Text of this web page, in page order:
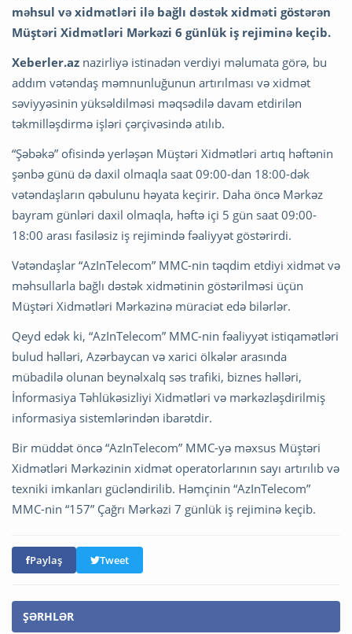
məhsul və xidmətləri ilə bağlı dəstək xidməti göstərən
Müştəri Xidmətləri Mərkəzi 6 günlük iş rejiminə keçib.
Xeberler.az nazirliyə istinadən verdiyi məlumata görə, bu
addım vətəndaş məmnunluğunun artırılması və xidmət
səviyyəsinin yüksəldilməsi məqsədilə davam etdirilən
təkmilləşdirmə işləri çərçivəsində atılıb.
“Şəbəkə” ofisində yerləşən Müştəri Xidmətləri artıq həftənin
şənbə günü də daxil olmaqla saat 09:00-dan 18:00-dək
vətəndaşların qəbulunu həyata keçirir. Daha öncə Mərkəz
bayram günləri daxil olmaqla, həftə içi 5 gün saat 09:00-
18:00 arası fasiləsiz iş rejimində fəaliyyət göstərirdi.
Vətəndaşlar “AzInTelecom” MMC-nin təqdim etdiyi xidmət və
məhsullarla bağlı dəstək xidmətinin göstərilməsi üçün
Müştəri Xidmətləri Mərkəzinə müraciət edə bilərlər.
Qeyd edək ki, “AzInTelecom” MMC-nin fəaliyyət istiqamətləri
bulud həlləri, Azərbaycan və xarici ölkələr arasında
mübadilə olunan beynəlxalq səs trafiki, biznes həlləri,
İnformasiya Təhlükəsizliyi Xidmətləri və mərkəzləşdirilmiş
informasiya sistemlərindən ibarətdir.
Bir müddət öncə “AzInTelecom” MMC-yə məxsus Müştəri
Xidmətləri Mərkəzinin xidmət operatorlarının sayı artırılıb və
texniki imkanları gücləndirilib. Həmçinin “AzInTelecom”
MMC-nin “157” Çağrı Mərkəzi 7 günlük iş rejiminə keçib.
Paylaş Tweet
ŞƏRHLƏR